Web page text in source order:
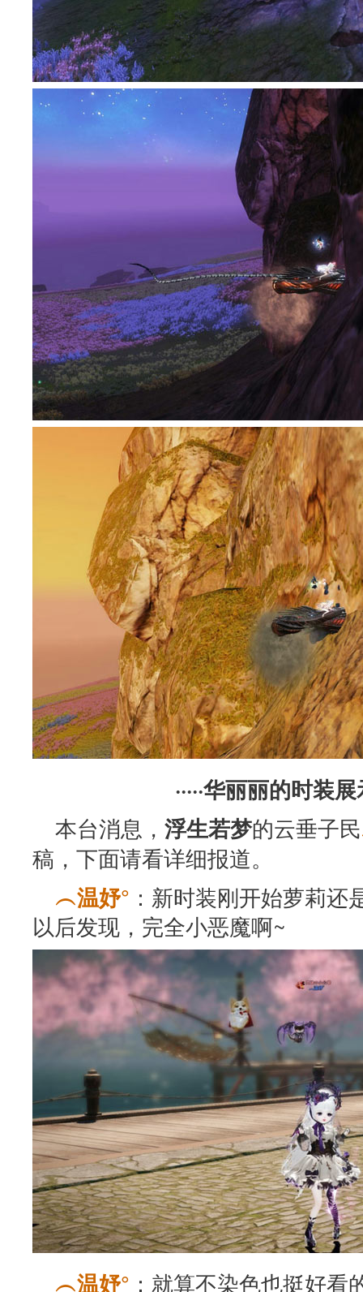
·····华丽丽的时装展
本台消息， 浮生若梦的云垂子民
稿，下面请看详细报道。
︵温妤° ：新时装刚开始萝莉
以后发现，完全小恶魔啊~
︵温妤° ：就算不染色也挺好看